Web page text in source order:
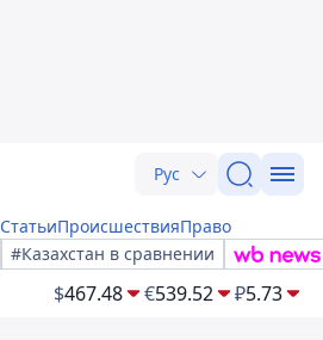
Рус
СтатьиПроисшествияПраво
#Казахстан в сравнении
$467.48 €539.52 ₽5.73